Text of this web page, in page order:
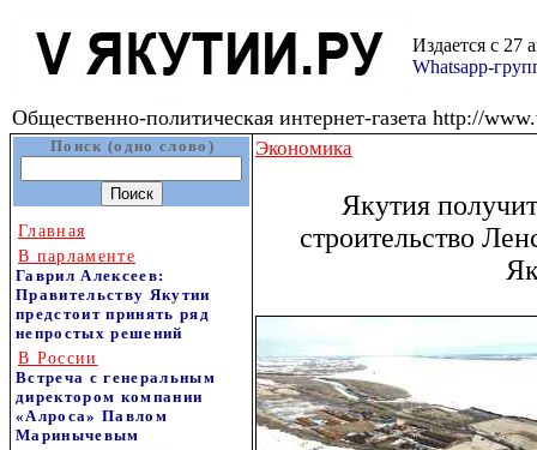
Издается с 27
Whatsapp-
Общественно-политическая интернет-газета http://
Поиск (одно слово)
Главная
В парламенте
Гаврил Алексеев:
Правительству Якутии
предстоит принять ряд
непростых решений
В России
Встреча с генеральным
директором компании
«Алроса» Павлом
Маринычевым
Экономика
Якутия
строительство